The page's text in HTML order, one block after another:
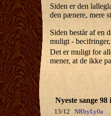
Siden er den
den pænere, mere
Siden består af en
muligt -
Det er muligt for
mener, at de ikke
Nyeste sange 98
13/12 NRbyLy0a